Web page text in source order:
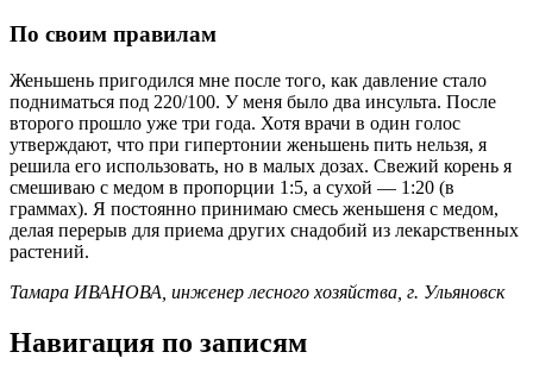
По своим правилам
Женьшень пригодился мне после того, как давление стало
подниматься под 220/100. У меня было два инсульта. После
второго прошло уже три года. Хотя врачи в один голос
утверждают, что при гипертонии женьшень пить нельзя, я
решила его использовать, но в малых дозах. Свежий корень я
смешиваю с медом в пропорции 1:5, а сухой — 1:20 (в
граммах). Я постоянно принимаю смесь женьшеня с медом,
делая перерыв для приема других снадобий из лекарственных
растений.
Тамара ИВАНОВА, инженер лесного хозяйства, г. Ульяновск
Навигация по записям